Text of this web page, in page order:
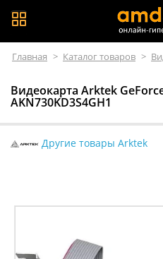
Главная > Каталог товаров >
Видеокарта Arktek
AKN730KD3S4GH1
Другие товары Arktek